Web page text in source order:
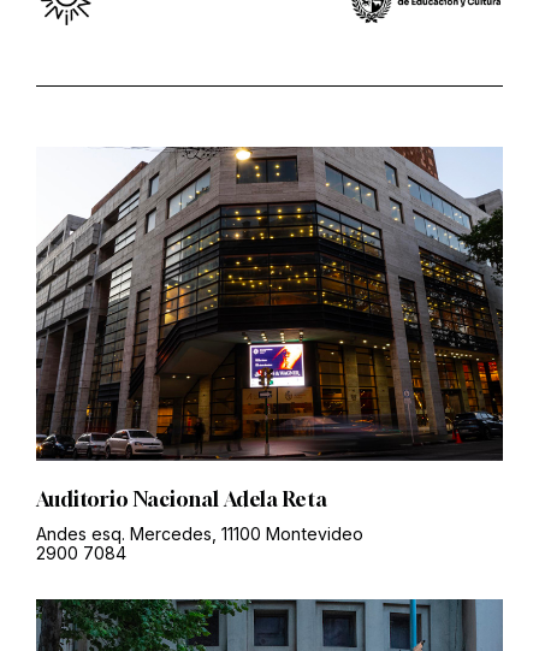
Auditorio Nacional Adela Reta
Andes esq. Mercedes, 11100 Montevideo
2900 7084